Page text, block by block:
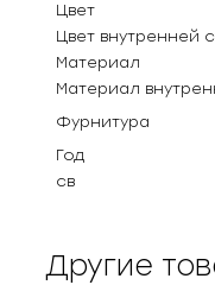
Цвет
Цвет внутренней
Материал
Материал
Фурнитура
Год
св
Другие